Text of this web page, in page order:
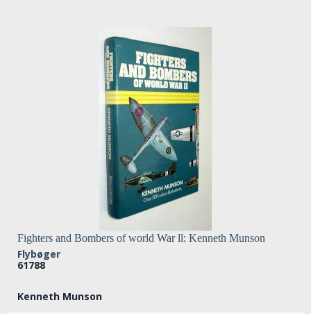
Fighters and Bombers of world War ll: Kenneth Munson
Flybøger
61788
Kenneth Munson